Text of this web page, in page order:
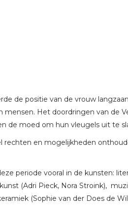
de positie van de vrouw
Het doordringen van de
de moed om hun vleugels uit te
rechten en mogelijkheden
periode vooral in de kunsten:
(Adri Pieck, Nora Stroink),
(Sophie van der Does de